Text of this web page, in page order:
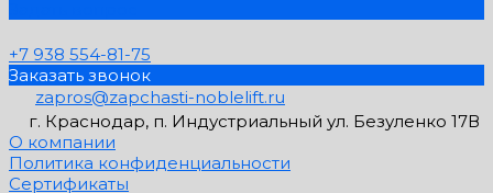
+7 938 554-81-75
Заказать звонок
zapros@zapchasti-noblelift.ru
г. Краснодар, п. Индустриальный ул. Безуленко 17В
О компании
Политика конфиденциальности
Сертификаты